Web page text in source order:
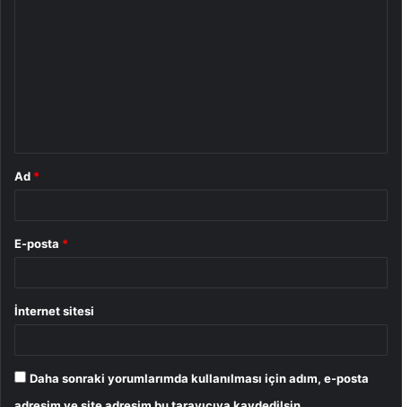
Ad *
E-posta *
İnternet sitesi
Daha sonraki yorumlarımda kullanılması için adım, e-posta